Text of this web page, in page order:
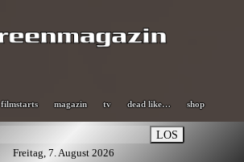
filmstarts magazin tv dead like… shop
LOS
Freitag, 7. August 2026